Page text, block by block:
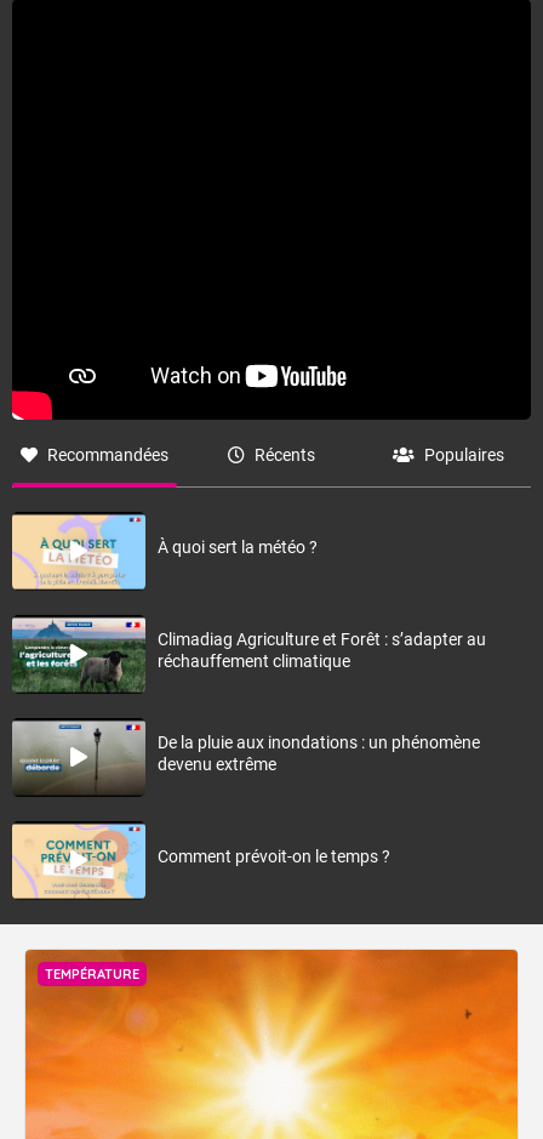
Recommandées Récents Populaires
À quoi sert la météo ?
Climadiag Agriculture et Forêt : s’adapter au
réchauffement climatique
De la pluie aux inondations : un phénomène
devenu extrême
Comment prévoit-on le temps ?
TEMPÉRATURE